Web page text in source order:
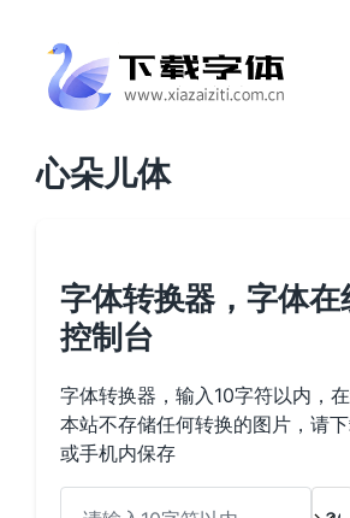
心朵儿体
字体转换器，字体在
控制台
字体转换器，输入10字符以内，
本站不存储任何转换的图片，请
或手机内保存